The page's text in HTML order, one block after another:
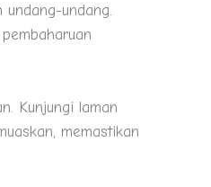
undang.
Kunjungi laman
memastikan